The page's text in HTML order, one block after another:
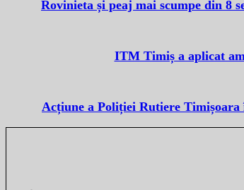
Rovinieta și peaj mai scumpe din 8
ITM Timiș a aplicat
Acțiune a Poliției Rutiere Timișoara